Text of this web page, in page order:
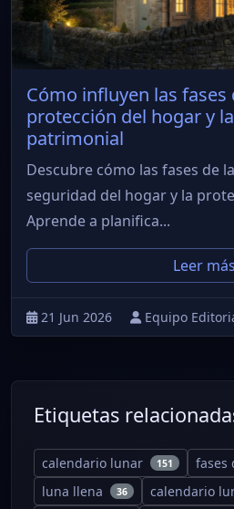
Cómo influyen las fases
protección del hogar y
patrimonial
Descubre cómo las fases de
seguridad del hogar y la
Aprende a planifica...
Leer más
21 Jun 2026 Equipo
Etiquetas
calendario lunar 151 fases
luna llena 36 calendario